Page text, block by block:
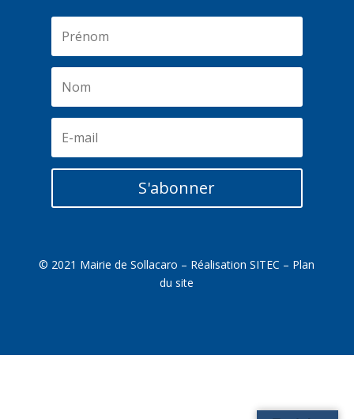
S'abonner
© 2021 Mairie de Sollacaro – RéalisationSITEC – Plan
du site